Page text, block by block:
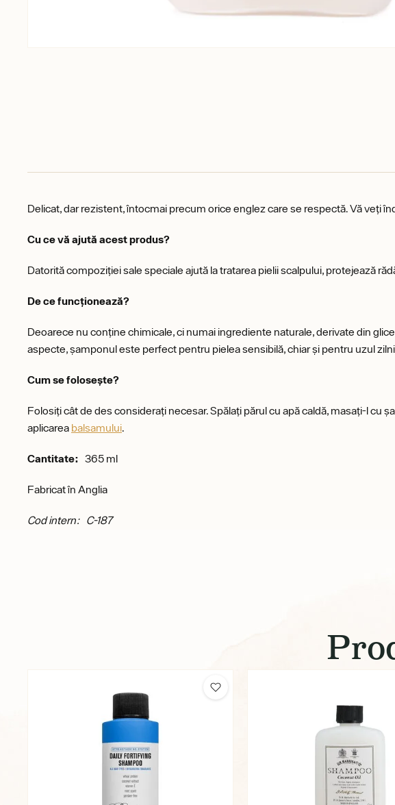
Delicat, dar rezistent, întocmai precum orice englez care se respectă. Vă veți
Cu ce vă ajută acest produs?
Datorită compoziției sale speciale ajută la tratarea pielii scalpului, protejează
De ce funcționează?
Deoarece nu conține chimicale, ci numai ingrediente naturale, derivate din
aspecte, șamponul este perfect pentru pielea sensibilă, chiar și pentru uzul
Cum se folosește?
Folosiți cât de des considerați necesar. Spălați părul cu apă caldă, masați-l cu
aplicarea balsamului.
Cantitate: 365 ml
Fabricat în Anglia
Cod intern: C-187